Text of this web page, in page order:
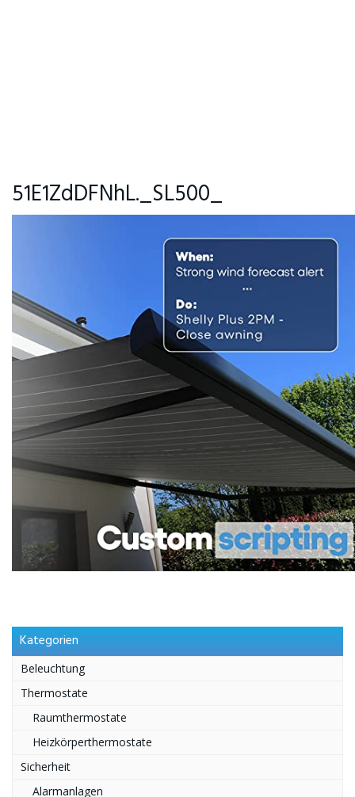
51E1ZdDFNhL._SL500_
Kategorien
Beleuchtung
Thermostate
Raumthermostate
Heizkörperthermostate
Sicherheit
Alarmanlagen